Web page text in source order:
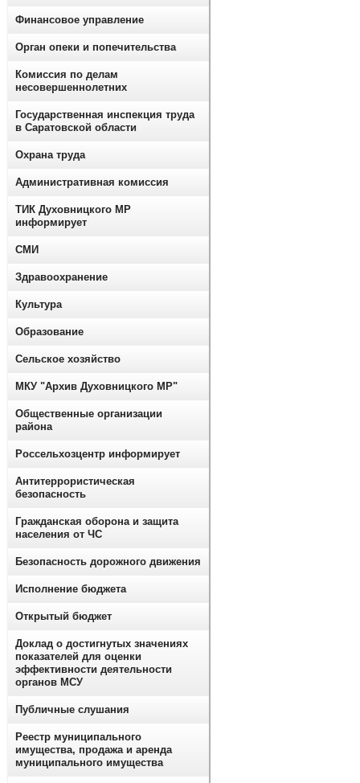
Финансовое управление
Орган опеки и попечительства
Комиссия по делам
несовершеннолетних
Государственная инспекция труда
в Саратовской области
Охрана труда
Административная комиссия
ТИК Духовницкого МР
информирует
СМИ
Здравоохранение
Культура
Образование
Сельское хозяйство
МКУ "Архив Духовницкого МР"
Общественные организации
района
Россельхозцентр информирует
Антитеррористическая
безопасность
Гражданская оборона и защита
населения от ЧС
Безопасность дорожного движения
Исполнение бюджета
Открытый бюджет
Доклад о достигнутых значениях
показателей для оценки
эффективности деятельности
органов МСУ
Публичные слушания
Реестр муниципального
имущества, продажа и аренда
муниципального имущества